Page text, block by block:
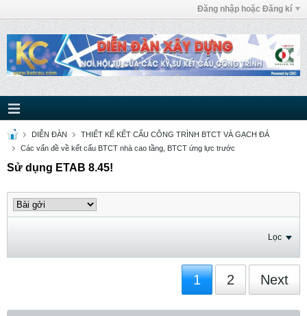
Đăng nhập hoặc Đăng kí
DIỄN ĐÀN
THIẾT KẾ KẾT CẤU CÔNG TRÌNH BTCT VÀ GẠCH ĐÁ
Các vấn đề về kết cấu BTCT nhà cao tầng, BTCT ứng lực trước
Sử dụng ETAB 8.45!
Lọc
1 2 Next